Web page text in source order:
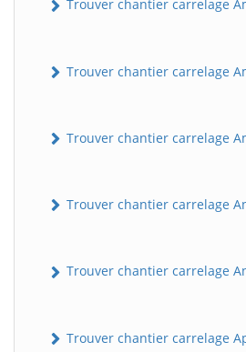
Trouver chantier carrelage
Trouver chantier carrelage
Trouver chantier carrelage
Trouver chantier carrelage
Trouver chantier carrelage
Trouver chantier carrelage